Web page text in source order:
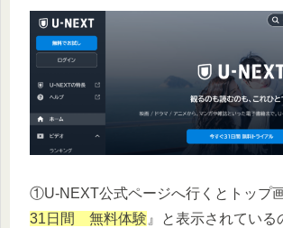
①U-NEXT公式ページへ行くとトップ
31日間 無料体験 』と表示されている